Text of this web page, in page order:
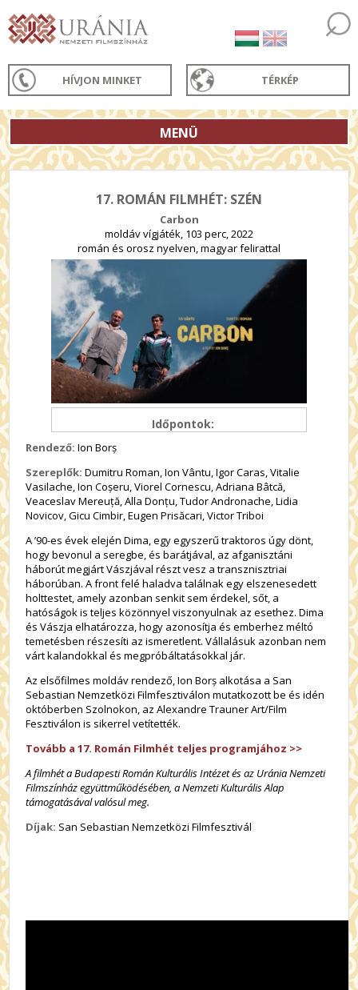
HÍVJON MINKET TÉRKÉP
MENÜ
17. ROMÁN FILMHÉT: SZÉN
Carbon
moldáv vígjáték, 103 perc, 2022
román és orosz nyelven, magyar felirattal
Időpontok:
Rendező: Ion Borș
Szereplők: Dumitru Roman, Ion Vântu, Igor Caras, Vitalie
Vasilache, Ion Coșeru, Viorel Cornescu, Adriana Bâtcă,
Veaceslav Mereuță, Alla Donțu, Tudor Andronache, Lidia
Novicov, Gicu Cimbir, Eugen Prisăcari, Victor Triboi
A ’90-es évek elején Dima, egy egyszerű traktoros úgy dönt,
hogy bevonul a seregbe, és barátjával, az afganisztáni
háborút megjárt Vászjával részt vesz a transznisztriai
háborúban. A front felé haladva találnak egy elszenesedett
holttestet, amely azonban senkit sem érdekel, sőt, a
hatóságok is teljes közönnyel viszonyulnak az esethez. Dima
és Vászja elhatározza, hogy azonosítja és emberhez méltó
temetésben részesíti az ismeretlent. Vállalásuk azonban nem
várt kalandokkal és megpróbáltatásokkal jár.
Az elsőfilmes moldáv rendező, Ion Borș alkotása a San
Sebastian Nemzetközi Filmfesztiválon mutatkozott be és idén
októberben Szolnokon, az Alexandre Trauner Art/Film
Fesztiválon is sikerrel vetítették.
Tovább a 17. Román Filmhét teljes programjához >>
A filmhét a Budapesti Román Kulturális Intézet és az Uránia Nemzeti
Filmszínház együttműködésében, a Nemzeti Kulturális Alap
támogatásával valósul meg.
Díjak: San Sebastian Nemzetközi Filmfesztivál